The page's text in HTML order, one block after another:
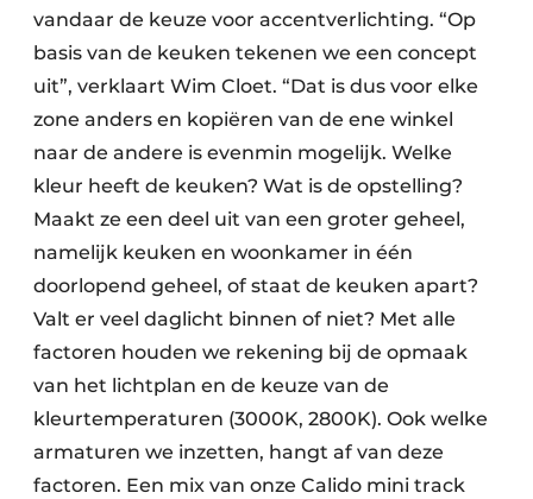
vandaar de keuze voor accentverlichting. “Op
basis van de keuken tekenen we een concept
uit”, verklaart Wim Cloet. “Dat is dus voor elke
zone anders en kopiëren van de ene winkel
naar de andere is evenmin mogelijk. Welke
kleur heeft de keuken? Wat is de opstelling?
Maakt ze een deel uit van een groter geheel,
namelijk keuken en woonkamer in één
doorlopend geheel, of staat de keuken apart?
Valt er veel daglicht binnen of niet? Met alle
factoren houden we rekening bij de opmaak
van het lichtplan en de keuze van de
kleurtemperaturen (3000K, 2800K). Ook welke
armaturen we inzetten, hangt af van deze
factoren. Een mix van onze Calido mini track